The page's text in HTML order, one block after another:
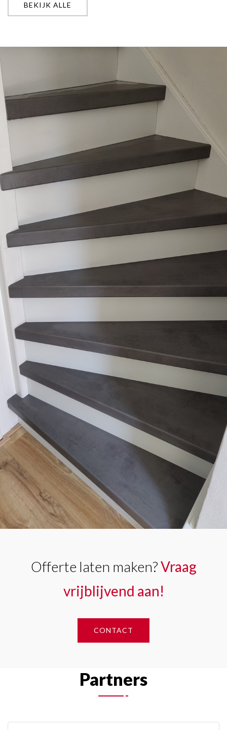
BEKIJK ALLE
Offerte laten maken?Vraag
vrijblijvend aan!
CONTACT
Partners